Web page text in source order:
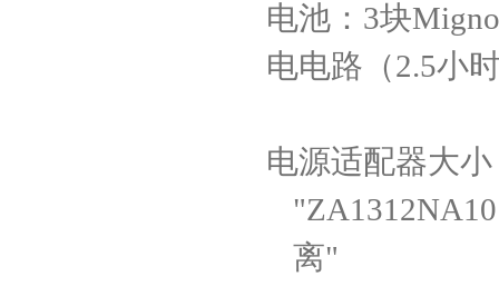
电池： 3块
电电路（2.5小
电源适配器大
离"